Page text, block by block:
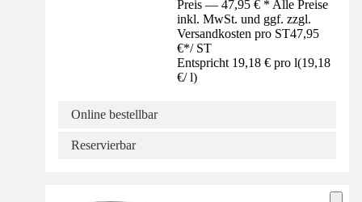
Preis — 47,95 € * Alle Preise
inkl. MwSt. und ggf. zzgl.
Versandkosten pro ST47,95
€*/ ST
Entspricht 19,18 € pro l(19,18
€/ l)
Online bestellbar
Reservierbar